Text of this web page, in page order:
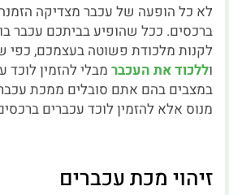
לא כל הופעה של עכבר מצדיקה
ברכסים. ככל שהופיע בביתכם עכבר
לקנות מלכודת פשוטה בעצמכם, כפי
וללכוד את העכבר מבלי להזמין לוכד
במצבים בהם אתם סובלים ממכת
מנוס אלא להזמין לוכד עכברים
זיהוי מכת עכברים